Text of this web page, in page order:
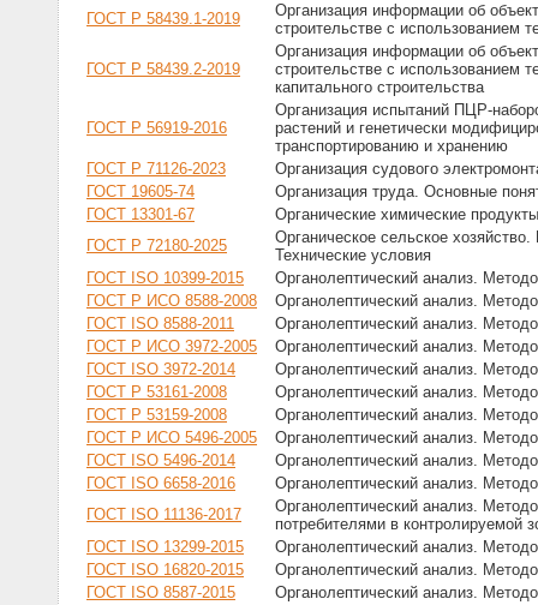
ГОСТ Р 58439.1-2019
Организация информации об
строительстве с использованием
ГОСТ Р 58439.2-2019
Организация информации об
строительстве с использованием
капитального строительства
ГОСТ Р 56919-2016
Организация испытаний ПЦР-
растений и генетически
транспортированию и хранению
ГОСТ Р 71126-2023
Организация судового
ГОСТ 19605-74
Организация труда. Основные
ГОСТ 13301-67
Органические химические
ГОСТ Р 72180-2025
Органическое сельское
Технические условия
ГОСТ ISO 10399-2015
Органолептический анализ.
ГОСТ Р ИСО 8588-2008
Органолептический анализ.
ГОСТ ISO 8588-2011
Органолептический анализ.
ГОСТ Р ИСО 3972-2005
Органолептический анализ.
ГОСТ ISO 3972-2014
Органолептический анализ.
ГОСТ Р 53161-2008
Органолептический анализ.
ГОСТ Р 53159-2008
Органолептический анализ.
ГОСТ Р ИСО 5496-2005
Органолептический анализ.
ГОСТ ISO 5496-2014
Органолептический анализ.
ГОСТ ISO 6658-2016
Органолептический анализ.
ГОСТ ISO 11136-2017
Органолептический анализ.
потребителями в контролируемой
ГОСТ ISO 13299-2015
Органолептический анализ.
ГОСТ ISO 16820-2015
Органолептический анализ.
ГОСТ ISO 8587-2015
Органолептический анализ.